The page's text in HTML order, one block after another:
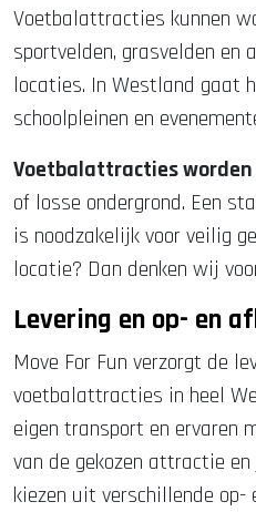
Voetbalattracties kunnen
sportvelden, grasvelden en
locaties. In Westland gaat
schoolpleinen en
Voetbalattracties
of losse ondergrond. Een
is noodzakelijk voor veilig
locatie? Dan denken wij
Levering en op- en
Move For Fun verzorgt de
voetbalattracties in heel
eigen transport en ervaren
van de gekozen attractie
kiezen uit verschillende op-